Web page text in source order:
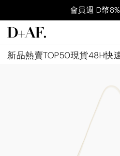
會員週 D幣
新品熱賣TOP50現貨48H快